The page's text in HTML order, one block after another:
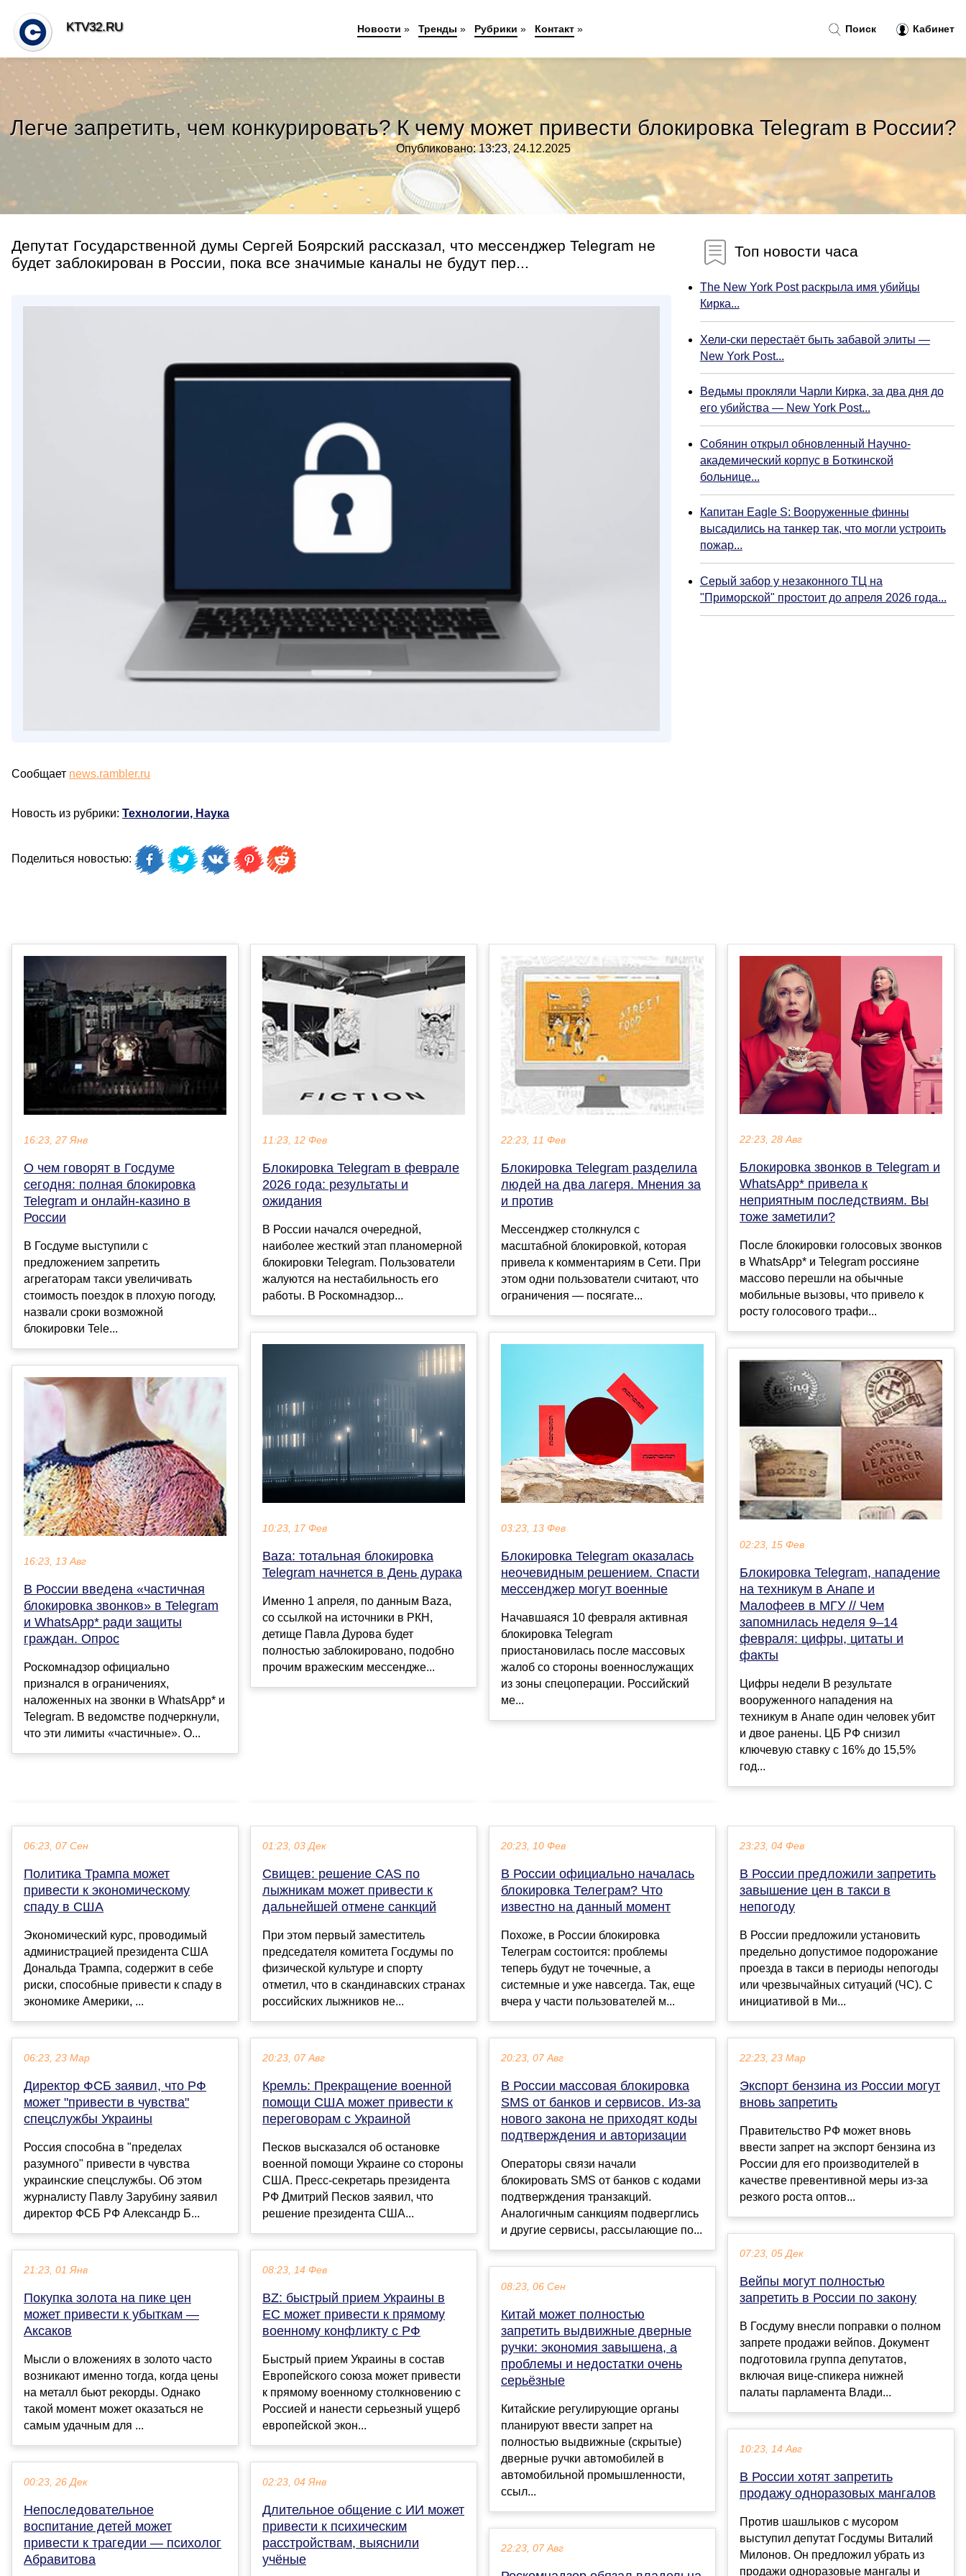
Легче запретить, чем конкурировать? К чему может привести блокировка Telegram в России?
Опубликовано: 13:23, 24.12.2025
Депутат Государственной думы Сергей Боярский рассказал, что мессенджер Telegram не
будет заблокирован в России, пока все значимые каналы не будут пер...
Сообщает news.rambler.ru
Новость из рубрики: Технологии, Наука
Поделиться новостью:
Топ новости часа
The New York Post раскрыла имя убийцы
Кирка...
Хели-ски перестаёт быть забавой элиты —
New York Post...
Ведьмы прокляли Чарли Кирка, за два дня до
его убийства — New York Post...
Собянин открыл обновленный Научно-
академический корпус в Боткинской
больнице...
Капитан Eagle S: Вооруженные финны
высадились на танкер так, что могли устроить
пожар...
Серый забор у незаконного ТЦ на
"Приморской" простоит до апреля 2026 года...
16:23, 27 Янв
О чем говорят в Госдуме
сегодня: полная блокировка
Telegram и онлайн-казино в
России
В Госдуме выступили с
предложением запретить
агрегаторам такси увеличивать
стоимость поездок в плохую погоду,
назвали сроки возможной
блокировки Tele...
16:23, 13 Авг
В России введена «частичная
блокировка звонков» в Telegram
и WhatsApp* ради защиты
граждан. Опрос
Роскомнадзор официально
признался в ограничениях,
наложенных на звонки в WhatsApp* и
Telegram. В ведомстве подчеркнули,
что эти лимиты «частичные». О...
11:23, 12 Фев
Блокировка Telegram в феврале
2026 года: результаты и
ожидания
В России начался очередной,
наиболее жесткий этап планомерной
блокировки Telegram. Пользователи
жалуются на нестабильность его
работы. В Роскомнадзор...
10:23, 17 Фев
Baza: тотальная блокировка
Telegram начнется в День дурака
Именно 1 апреля, по данным Baza,
со ссылкой на источники в РКН,
детище Павла Дурова будет
полностью заблокировано, подобно
прочим вражеским мессендже...
22:23, 11 Фев
Блокировка Telegram разделила
людей на два лагеря. Мнения за
и против
Мессенджер столкнулся с
масштабной блокировкой, которая
привела к комментариям в Сети. При
этом одни пользователи считают, что
ограничения — посягате...
03:23, 13 Фев
Блокировка Telegram оказалась
неочевидным решением. Спасти
мессенджер могут военные
Начавшаяся 10 февраля активная
блокировка Telegram
приостановилась после массовых
жалоб со стороны военнослужащих
из зоны спецоперации. Российский
ме...
22:23, 28 Авг
Блокировка звонков в Telegram и
WhatsApp* привела к
неприятным последствиям. Вы
тоже заметили?
После блокировки голосовых звонков
в WhatsApp* и Telegram россияне
массово перешли на обычные
мобильные вызовы, что привело к
росту голосового трафи...
02:23, 15 Фев
Блокировка Telegram, нападение
на техникум в Анапе и
Малофеев в МГУ // Чем
запомнилась неделя 9–14
февраля: цифры, цитаты и
факты
Цифры недели В результате
вооруженного нападения на
техникум в Анапе один человек убит
и двое ранены. ЦБ РФ снизил
ключевую ставку с 16% до 15,5%
год...
06:23, 07 Сен
Политика Трампа может
привести к экономическому
спаду в США
Экономический курс, проводимый
администрацией президента США
Дональда Трампа, содержит в себе
риски, способные привести к спаду в
экономике Америки, ...
06:23, 23 Мар
Директор ФСБ заявил, что РФ
может "привести в чувства"
спецслужбы Украины
Россия способна в "пределах
разумного" привести в чувства
украинские спецслужбы. Об этом
журналисту Павлу Зарубину заявил
директор ФСБ РФ Александр Б...
21:23, 01 Янв
Покупка золота на пике цен
может привести к убыткам —
Аксаков
Мысли о вложениях в золото часто
возникают именно тогда, когда цены
на металл бьют рекорды. Однако
такой момент может оказаться не
самым удачным для ...
00:23, 26 Дек
Непоследовательное
воспитание детей может
привести к трагедии — психолог
Абравитова
01:23, 03 Дек
Свищев: решение CAS по
лыжникам может привести к
дальнейшей отмене санкций
При этом первый заместитель
председателя комитета Госдумы по
физической культуре и спорту
отметил, что в скандинавских странах
российских лыжников не...
20:23, 07 Авг
Кремль: Прекращение военной
помощи США может привести к
переговорам с Украиной
Песков высказался об остановке
военной помощи Украине со стороны
США. Пресс-секретарь президента
РФ Дмитрий Песков заявил, что
решение президента США...
08:23, 14 Фев
BZ: быстрый прием Украины в
ЕС может привести к прямому
военному конфликту с РФ
Быстрый прием Украины в состав
Европейского союза может привести
к прямому военному столкновению с
Россией и нанести серьезный ущерб
европейской экон...
02:23, 04 Янв
Длительное общение с ИИ может
привести к психическим
расстройствам, выяснили
учёные
20:23, 10 Фев
В России официально началась
блокировка Телеграм? Что
известно на данный момент
Похоже, в России блокировка
Телеграм состоится: проблемы
теперь будут не точечные, а
системные и уже навсегда. Так, еще
вчера у части пользователей м...
20:23, 07 Авг
В России массовая блокировка
SMS от банков и сервисов. Из-за
нового закона не приходят коды
подтверждения и авторизации
Операторы связи начали
блокировать SMS от банков с кодами
подтверждения транзакций.
Аналогичным санкциям подверглись
и другие сервисы, рассылающие по...
08:23, 06 Сен
Китай может полностью
запретить выдвижные дверные
ручки: экономия завышена, а
проблемы и недостатки очень
серьёзные
Китайские регулирующие органы
планируют ввести запрет на
полностью выдвижные (скрытые)
дверные ручки автомобилей в
автомобильной промышленности,
ссыл...
22:23, 07 Авг
23:23, 04 Фев
В России предложили запретить
завышение цен в такси в
непогоду
В России предложили установить
предельно допустимое подорожание
проезда в такси в периоды непогоды
или чрезвычайных ситуаций (ЧС). С
инициативой в Ми...
22:23, 23 Мар
Экспорт бензина из России могут
вновь запретить
Правительство РФ может вновь
ввести запрет на экспорт бензина из
России для его производителей в
качестве превентивной меры из-за
резкого роста оптов...
07:23, 05 Дек
Вейпы могут полностью
запретить в России по закону
В Госдуму внесли поправки о полном
запрете продажи вейпов. Документ
подготовила группа депутатов,
включая вице-спикера нижней
палаты парламента Влади...
10:23, 14 Авг
В России хотят запретить
продажу одноразовых мангалов
Против шашлыков с мусором
выступил депутат Госдумы Виталий
Милонов. Он предложил убрать из
продажи одноразовые мангалы и
Поиск Кабинет
KTV32.RU Новости » Тренды » Рубрики » Контакт»